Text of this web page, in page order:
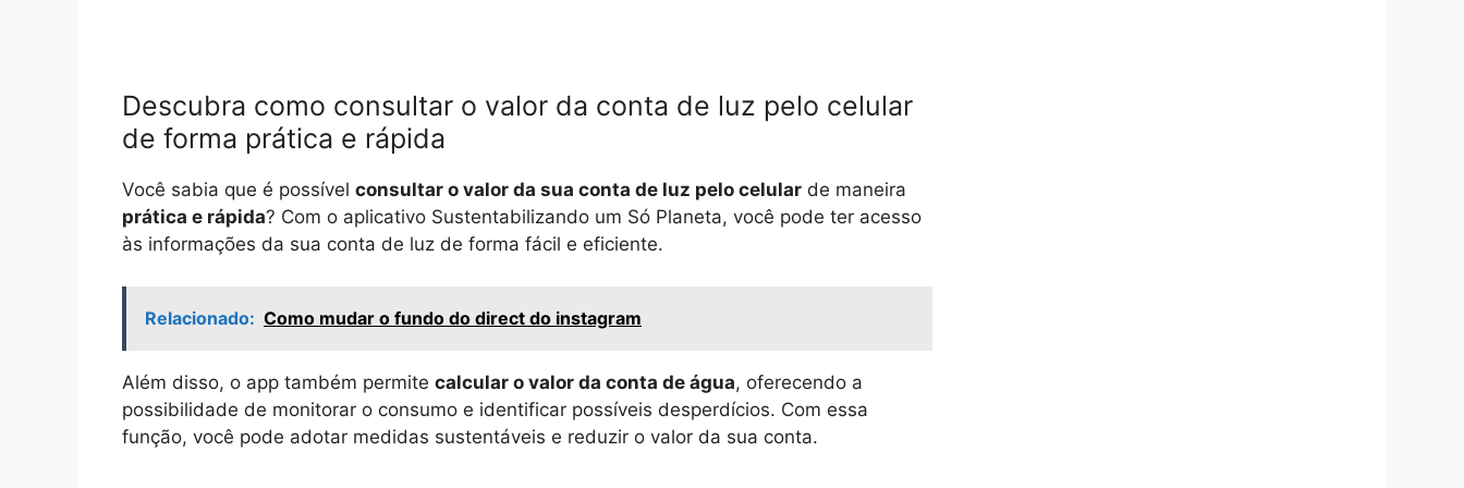
Descubra como consultar o valor da conta de luz pelo celular
de forma prática e rápida
Você sabia que é possível consultar o valor da sua conta de luz pelo celular de maneira
prática e rápida? Com o aplicativo Sustentabilizando um Só Planeta, você pode ter acesso
às informações da sua conta de luz de forma fácil e eficiente.
Relacionado: Como mudar o fundo do direct do instagram
Além disso, o app também permite calcular o valor da conta de água, oferecendo a
possibilidade de monitorar o consumo e identificar possíveis desperdícios. Com essa
função, você pode adotar medidas sustentáveis e reduzir o valor da sua conta.